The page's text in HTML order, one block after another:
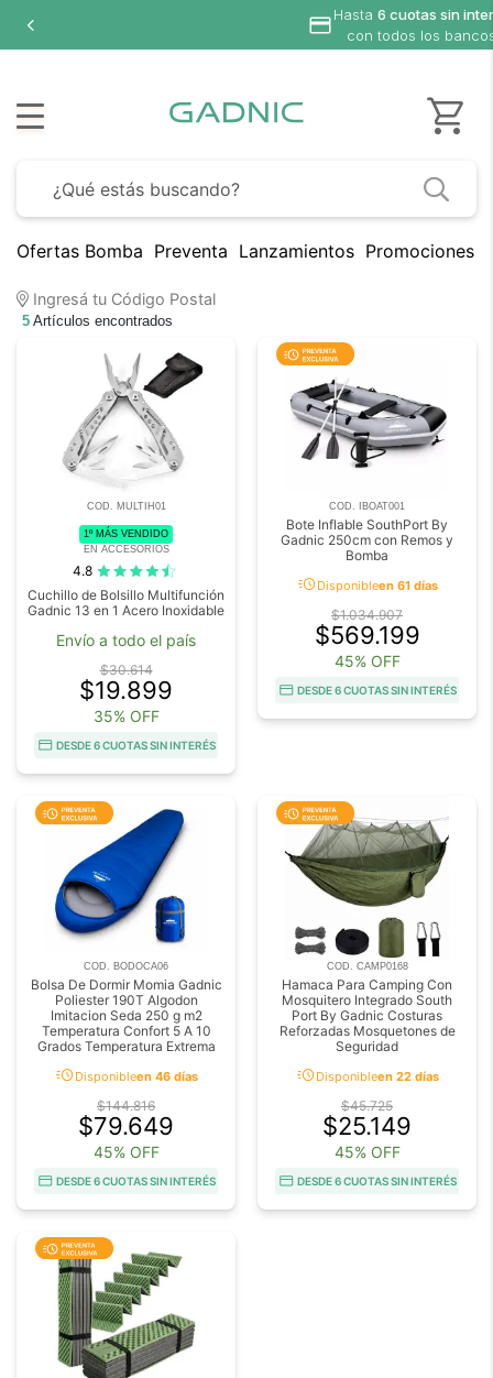
Hasta6 cuotas sin interés
con todos los bancos
Ofertas Bomba Preventa Lanzamientos Promociones
Ingresá tu Código Postal
5 Artículos encontrados
COD. MULTIH01
1º MÁS VENDIDO
EN ACCESORIOS
4.8
Cuchillo de Bolsillo Multifunción
Gadnic 13 en 1 Acero Inoxidable
Envío a todo el país
$30.614
$19.899
35% OFF
DESDE 6 CUOTAS SIN INTERÉS
COD. IBOAT001
Bote Inflable SouthPort By
Gadnic 250cm con Remos y
Bomba
acuteDisponibleen 61 días
$1.034.907
$569.199
45% OFF
DESDE 6 CUOTAS SIN INTERÉS
COD. BODOCA06
Bolsa De Dormir Momia Gadnic
Poliester 190T Algodon
Imitacion Seda 250 g m2
Temperatura Confort 5 A 10
Grados Temperatura Extrema
acuteDisponibleen 46 días
$144.816
$79.649
45% OFF
DESDE 6 CUOTAS SIN INTERÉS
COD. CAMP0168
Hamaca Para Camping Con
Mosquitero Integrado South
Port By Gadnic Costuras
Reforzadas Mosquetones de
Seguridad
acuteDisponibleen 22 días
$45.725
$25.149
45% OFF
DESDE 6 CUOTAS SIN INTERÉS